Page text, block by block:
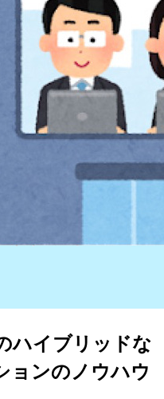
ハイブリッドな
ョンのノウハウ